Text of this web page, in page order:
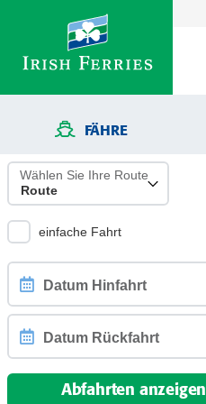
FÄHRE
Wählen Sie Ihre Route
einfache Fahrt
Datum
Hinfahrt
Rückfahrt
Abfahrten anzeigen